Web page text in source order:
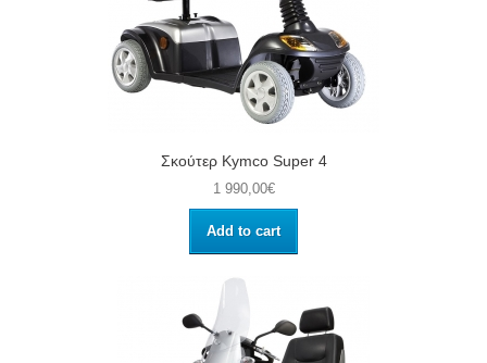
Σκούτερ Kymco Super 4
1 990,00€
Add to cart